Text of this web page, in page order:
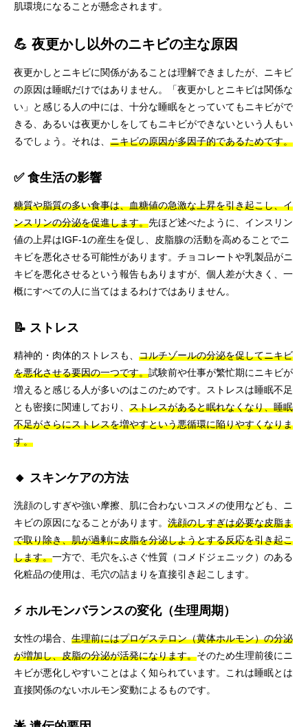
肌環境になることが懸念されます。
💪 夜更かし以外のニキビの主な原因
夜更かしとニキビに関係があることは理解できましたが、ニキビ
の原因は睡眠だけではありません。「夜更かしとニキビは関係な
い」と感じる人の中には、十分な睡眠をとっていてもニキビがで
きる、あるいは夜更かしをしてもニキビができないという人もい
るでしょう。それは、 ニキビの原因が多因子的であるためです。
✅ 食生活の影響
糖質や脂質の多い食事は、血糖値の急激な上昇を引き起こし、イ
ンスリンの分泌を促進します。先ほど述べたように、インスリン
値の上昇はIGF-1の産生を促し、皮脂腺の活動を高めることでニ
キビを悪化させる可能性があります。チョコレートや乳製品がニ
キビを悪化させるという報告もありますが、個人差が大きく、一
概にすべての人に当てはまるわけではありません。
📝 ストレス
精神的・肉体的ストレスも、 コルチゾールの分泌を促してニキビ
を悪化させる要因の一つです。試験前や仕事が繁忙期にニキビが
増えると感じる人が多いのはこのためです。ストレスは睡眠不足
とも密接に関連しており、 ストレスがあると眠れなくなり、睡眠
不足がさらにストレスを増やすという悪循環に陥りやすくなりま
す。
🔸 スキンケアの方法
洗顔のしすぎや強い摩擦、肌に合わないコスメの使用なども、ニ
キビの原因になることがあります。 洗顔のしすぎは必要な皮脂ま
で取り除き、肌が過剰に皮脂を分泌しようとする反応を引き起こ
します。一方で、毛穴をふさぐ性質（コメドジェニック）のある
化粧品の使用は、毛穴の詰まりを直接引き起こします。
⚡ ホルモンバランスの変化（生理周期）
女性の場合、 生理前にはプロゲステロン（黄体ホルモン）の分泌
が増加し、皮脂の分泌が活発になります。そのため生理前後にニ
キビが悪化しやすいことはよく知られています。これは睡眠とは
直接関係のないホルモン変動によるものです。